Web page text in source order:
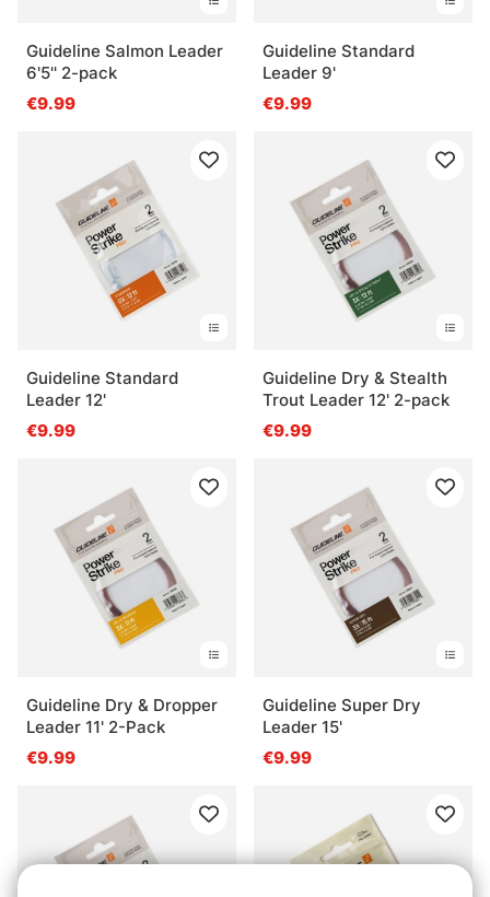
Guideline Salmon Leader
6'5'' 2-pack
€9.99
Guideline Standard
Leader 9'
€9.99
Guideline Standard
Leader 12'
€9.99
Guideline Dry & Stealth
Trout Leader 12' 2-pack
€9.99
Guideline Dry & Dropper
Leader 11' 2-Pack
€9.99
Guideline Super Dry
Leader 15'
€9.99